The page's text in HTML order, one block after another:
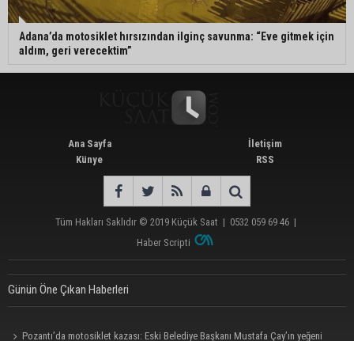
Adana’da motosiklet hırsızından ilginç savunma: “Eve gitmek için
aldım, geri verecektim”
Ana Sayfa
Künye
İletişim
RSS
Tüm Hakları Saklıdır © 2019 Küçük Saat | 0532 059 69 46 |
Haber Scripti
Günün Öne Çıkan Haberleri
Pozantı’da motosiklet kazası: Eski Belediye Başkanı Mustafa Çay’ın yeğeni